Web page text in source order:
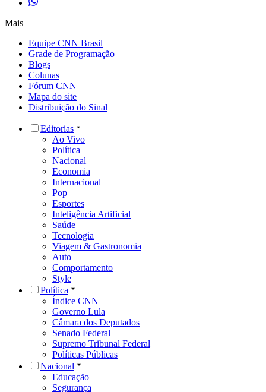
Mais
Equipe CNN Brasil
Grade de Programação
Blogs
Colunas
Fórum CNN
Mapa do site
Distribuição do Sinal
Editorias
Ao Vivo
Política
Nacional
Economia
Internacional
Pop
Esportes
Inteligência Artificial
Saúde
Tecnologia
Viagem & Gastronomia
Auto
Comportamento
Style
Política
Índice CNN
Governo Lula
Câmara dos Deputados
Senado Federal
Supremo Tribunal Federal
Políticas Públicas
Nacional
Educação
Segurança